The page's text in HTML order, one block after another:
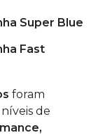
Super Blue
Fast
foram
de